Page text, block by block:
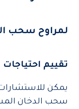
لمراوح سحب
تقييم
يمكن
سحب الدخان